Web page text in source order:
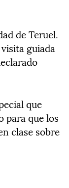
de Teruel.
guiada
que
para que los
clase sobre